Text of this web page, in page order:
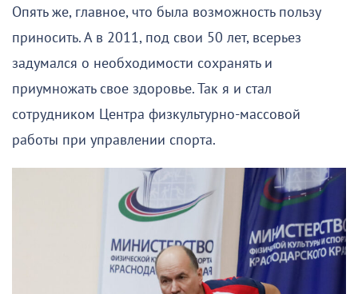
Опять же, главное, что была возможность пользу
приносить. А в 2011, под свои 50 лет, всерьез
задумался о необходимости сохранять и
приумножать свое здоровье. Так я и стал
сотрудником Центра физкультурно-массовой
работы при управлении спорта.